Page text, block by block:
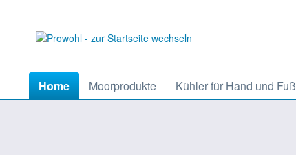
Home Moorprodukte Kühler für Hand und Fuß